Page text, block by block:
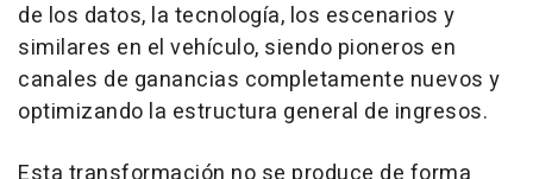
de los datos, la tecnología, los escenarios y
similares en el vehículo, siendo pioneros en
canales de ganancias completamente nuevos y
optimizando la estructura general de ingresos.